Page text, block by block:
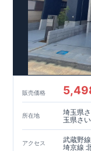
販売価格
所在地
埼玉県
玉県さ
アクセス
武蔵野
埼京線